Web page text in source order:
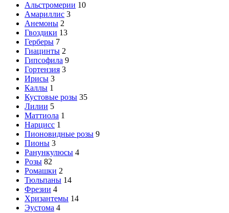
Альстромерии 10
Амариллис 3
Анемоны 2
Гвоздики 13
Герберы 7
Гиацинты 2
Гипсофила 9
Гортензия 3
Ирисы 3
Каллы 1
Кустовые розы 35
Лилии 5
Маттиола 1
Нарцисс 1
Пионовидные розы 9
Пионы 3
Ранункулюсы 4
Розы 82
Ромашки 2
Тюльпаны 14
Фрезии 4
Хризантемы 14
Эустома 4